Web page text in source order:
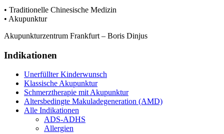
• Traditionelle Chinesische Medizin
• Akupunktur
Akupunkturzentrum Frankfurt – Boris Dinjus
Indikationen
Unerfüllter Kinderwunsch
Klassische Akupunktur
Schmerztherapie mit Akupunktur
Altersbedingte Makuladegeneration (AMD)
Alle Indikationen
ADS-ADHS
Allergien